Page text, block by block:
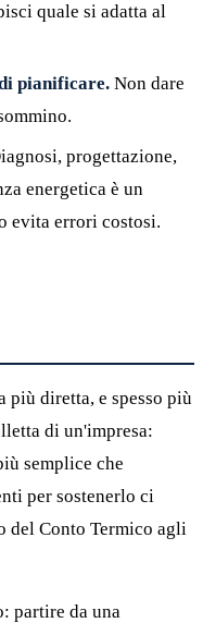
quale si adatta al
pianificare. Non dare
progettazione,
energetica è un
evita errori costosi.
diretta, e spesso più
di un'impresa:
semplice che
per sostenerlo ci
del Conto Termico agli
partire da una